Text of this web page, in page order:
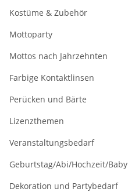
Kostüme & Zubehör
Mottoparty
Mottos nach Jahrzehnten
Farbige Kontaktlinsen
Perücken und Bärte
Lizenzthemen
Veranstaltungsbedarf
Geburtstag/Abi/Hochzeit/Baby
Dekoration und Partybedarf